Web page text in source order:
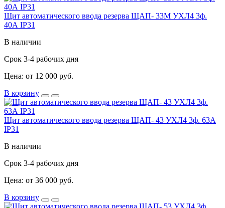
Щит автоматического ввода резерва ЩАП- 33М УХЛ4 3ф.
40А IP31
В наличии
Срок 3-4 рабочих дня
Цена: от 12 000 руб.
В корзину
Щит автоматического ввода резерва ЩАП- 43 УХЛ4 3ф. 63А
IP31
В наличии
Срок 3-4 рабочих дня
Цена: от 36 000 руб.
В корзину